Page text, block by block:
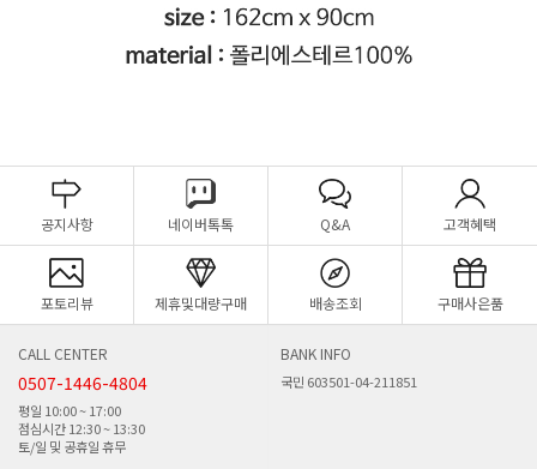
공지사항 네이버톡톡 Q&A 고객혜택
포토리뷰 제휴및대량구매 배송조회 구매사은품
CALL CENTER
0507-1446-4804
평일 10:00 ~ 17:00
점심시간 12:30 ~ 13:30
토/일 및 공휴일 휴무
BANK INFO
국민 603501-04-211851